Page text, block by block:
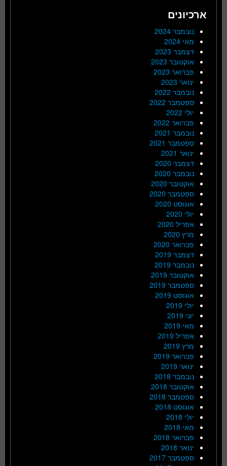
ארכיונים
נובמבר 2024
מאי 2024
דצמבר 2023
אוקטובר 2023
פברואר 2023
ינואר 2023
נובמבר 2022
ספטמבר 2022
יולי 2022
פברואר 2022
נובמבר 2021
ספטמבר 2021
ינואר 2021
דצמבר 2020
נובמבר 2020
אוקטובר 2020
ספטמבר 2020
אוגוסט 2020
יולי 2020
אפריל 2020
מרץ 2020
פברואר 2020
דצמבר 2019
נובמבר 2019
אוקטובר 2019
ספטמבר 2019
אוגוסט 2019
יולי 2019
יוני 2019
מאי 2019
אפריל 2019
מרץ 2019
פברואר 2019
ינואר 2019
נובמבר 2018
אוקטובר 2018
ספטמבר 2018
אוגוסט 2018
יולי 2018
מאי 2018
פברואר 2018
ינואר 2018
ספטמבר 2017